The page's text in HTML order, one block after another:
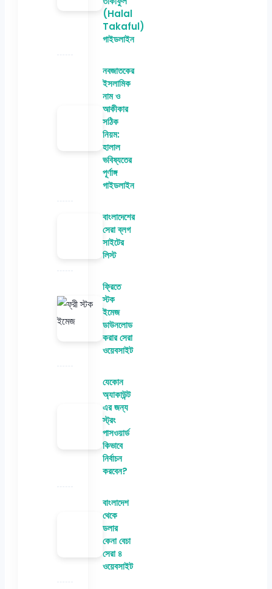
(Halal
Takaful)
গাইডলাইন
নবজাতকের
ইসলামিক
নাম ও
আকীকার
সঠিক
নিয়ম:
হালাল
ভবিষ্যতের
পূর্ণাঙ্গ
গাইডলাইন
বাংলাদেশের
সেরা ব্লগ
সাইটের
লিস্ট
ফ্রিতে
স্টক
ইমেজ
ডাউনলোড
করার সেরা
ওয়েবসাইট
যেকোন
অ্যাকাউন্ট
এর জন্য
স্ট্রং
পাসওয়ার্ড
কিভাবে
নির্বাচন
করবেন?
বাংলাদেশ
থেকে
ডলার
কেনা বেচা
সেরা ৪
ওয়েবসাইট